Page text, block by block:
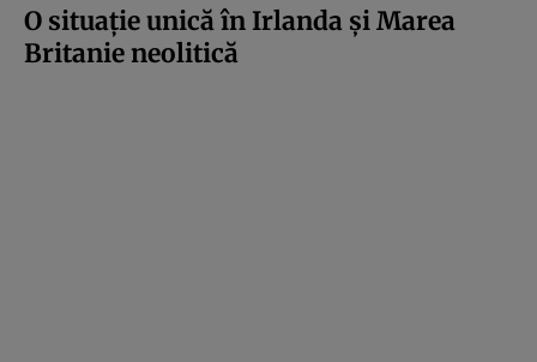
O situație unică în Irlanda și Marea
Britanie neolitică